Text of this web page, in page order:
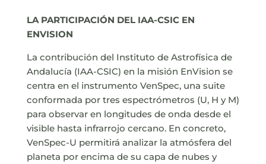
LA PARTICIPACIÓN DEL IAA-CSIC EN
ENVISION
La contribución del Instituto de Astrofísica de
Andalucía (IAA-CSIC) en la misión EnVision se
centra en el instrumento VenSpec, una suite
conformada por tres espectrómetros (U, H y M)
para observar en longitudes de onda desde el
visible hasta infrarrojo cercano. En concreto,
VenSpec-U permitirá analizar la atmósfera del
planeta por encima de su capa de nubes y